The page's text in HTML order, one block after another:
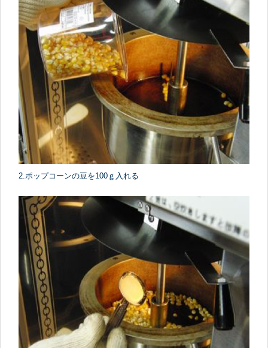
2.ポップコーンの豆を100ｇ入れる